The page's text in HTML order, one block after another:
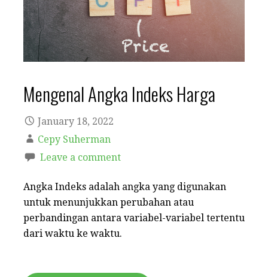
Mengenal Angka Indeks Harga
January 18, 2022
Cepy Suherman
Leave a comment
Angka Indeks adalah angka yang digunakan
untuk menunjukkan perubahan atau
perbandingan antara variabel-variabel tertentu
dari waktu ke waktu.